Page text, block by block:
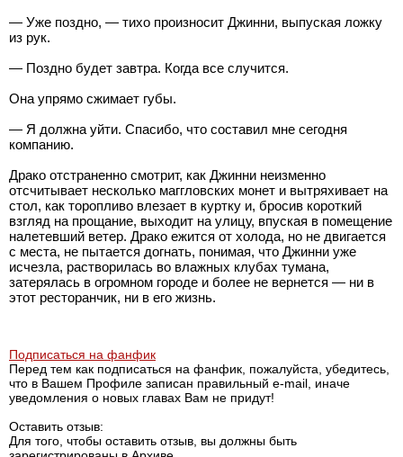
— Уже поздно, — тихо произносит Джинни, выпуская ложку
из рук.
— Поздно будет завтра. Когда все случится.
Она упрямо сжимает губы.
— Я должна уйти. Спасибо, что составил мне сегодня
компанию.
Драко отстраненно смотрит, как Джинни неизменно
отсчитывает несколько маггловских монет и вытряхивает на
стол, как торопливо влезает в куртку и, бросив короткий
взгляд на прощание, выходит на улицу, впуская в помещение
налетевший ветер. Драко ежится от холода, но не двигается
с места, не пытается догнать, понимая, что Джинни уже
исчезла, растворилась во влажных клубах тумана,
затерялась в огромном городе и более не вернется — ни в
этот ресторанчик, ни в его жизнь.
Подписаться на фанфик
Перед тем как подписаться на фанфик, пожалуйста, убедитесь,
что в Вашем Профиле записан правильный e-mail, иначе
уведомления о новых главах Вам не придут!
Оставить отзыв:
Для того, чтобы оставить отзыв, вы должны быть